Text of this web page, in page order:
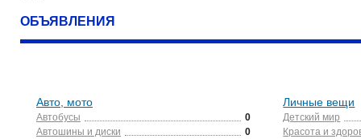
ОБЪЯВЛЕНИЯ
Авто, мото
Автобусы
0
Автошины и диски
0
Личные вещи
Детский мир
Красота и